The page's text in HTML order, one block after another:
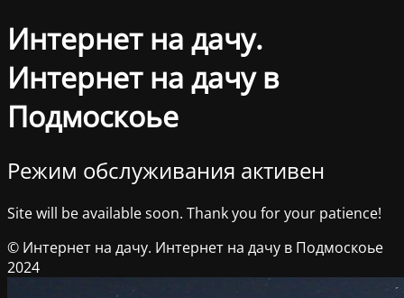
Интернет на дачу.
Интернет на дачу в
Подмоскоье
Режим обслуживания активен
Site will be available soon. Thank you for your patience!
© Интернет на дачу. Интернет на дачу в Подмоскоье
2024